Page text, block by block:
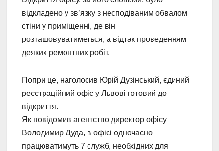
відкладено у зв’язку з несподіваним обвалом
стіни у приміщенні, де він
розташовуватиметься, а відтак проведенням
деяких ремонтних робіт.
Попри це, наголосив Юрій Дузінський, єдиний
реєстраційний офіс у Львові готовий до
відкриття.
Як повідомив агентство директор офісу
Володимир Дуда, в офісі одночасно
працюватимуть 7 служб, необхідних для